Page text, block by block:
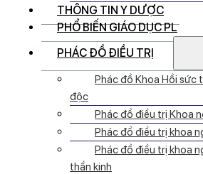
THÔNG TIN Y DƯỢC
PHỔ BIẾN GIÁO DỤC PL
PHÁC ĐỒ ĐIỀU TRỊ
Phác đồ Khoa Hồi sức
độc
Phác đồ điều trị Khoa
Phác đồ điều trị khoa
Phác đồ điều trị khoa
thần kinh